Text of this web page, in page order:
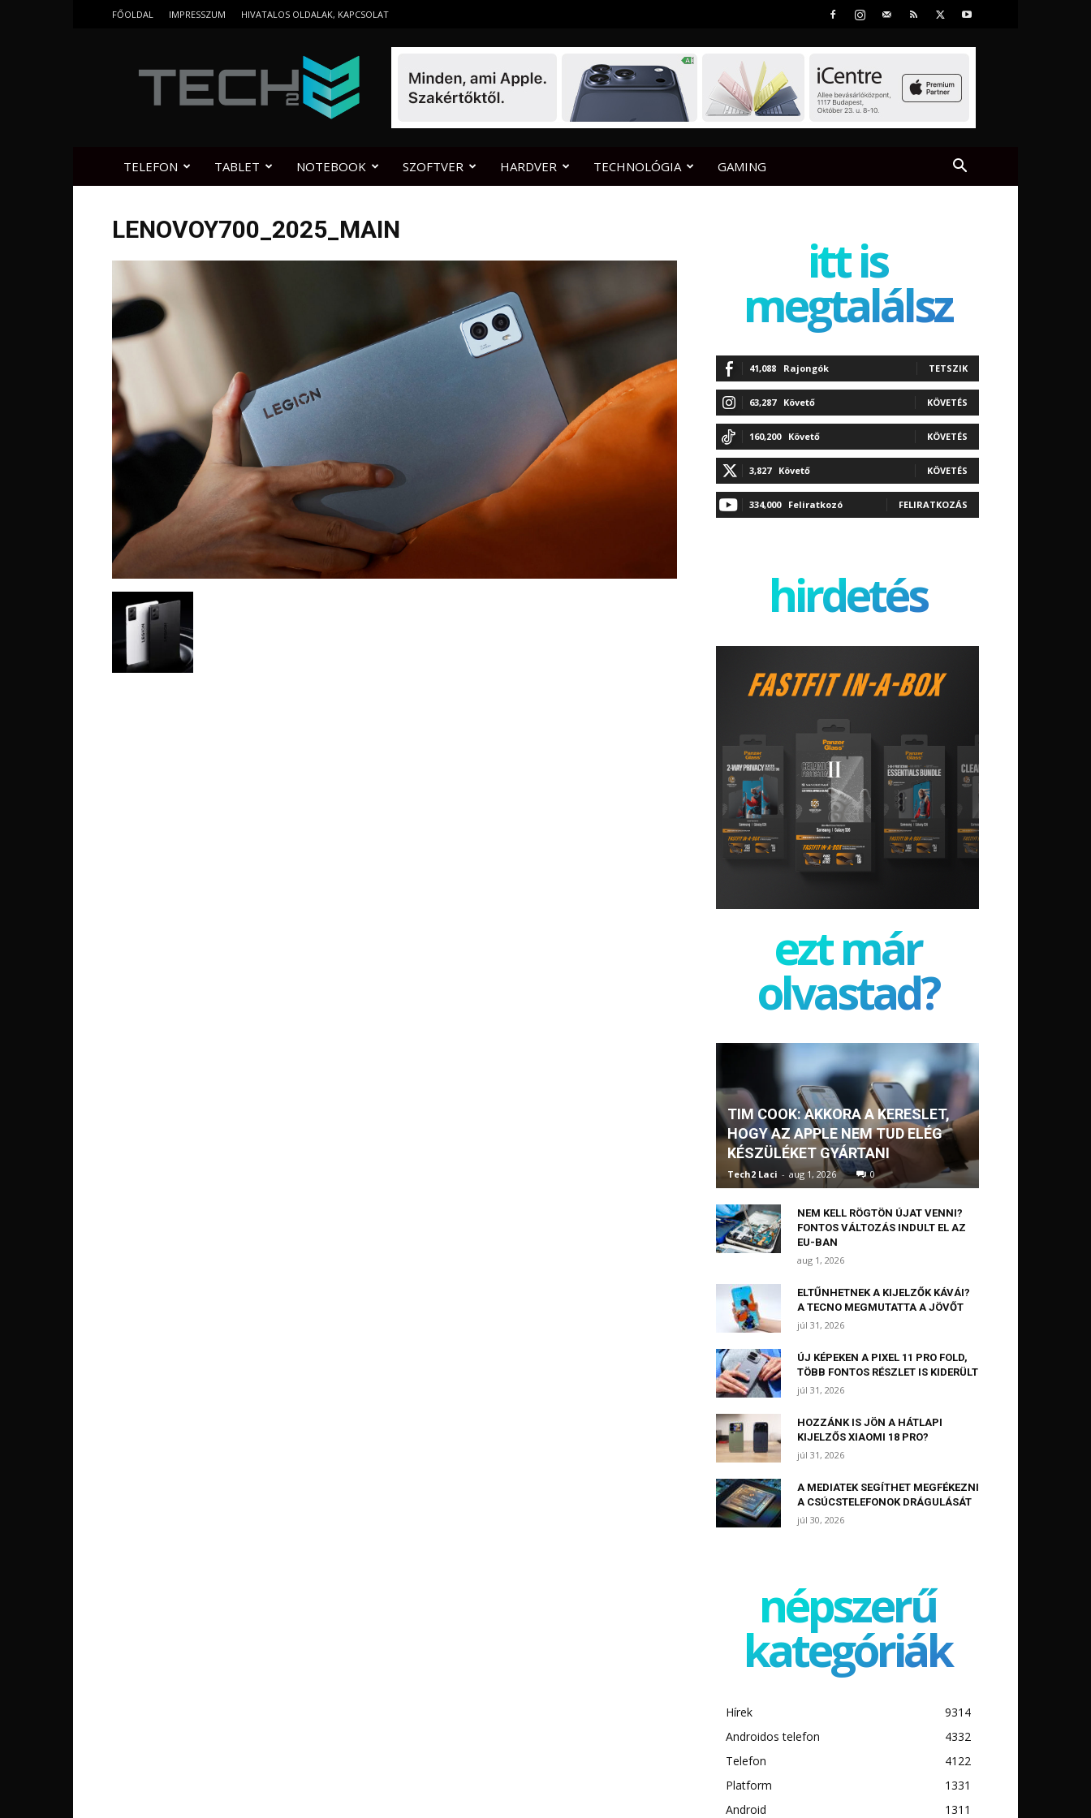
FŐOLDAL IMPRESSZUM HIVATALOS OLDALAK, KAPCSOLAT
TELEFON TABLET NOTEBOOK SZOFTVER HARDVER TECHNOLÓGIA GAMING
LENOVOY700_2025_MAIN
itt is
megtalálsz
41,088 Rajongók TETSZIK
63,287 Követő KÖVETÉS
160,200 Követő KÖVETÉS
3,827 Követő KÖVETÉS
334,000 Feliratkozó FELIRATKOZÁS
hirdetés
ezt már
olvastad?
TIM COOK: AKKORA A KERESLET,
HOGY AZ APPLE NEM TUD ELÉG
KÉSZÜLÉKET GYÁRTANI
Tech2 Laci - aug 1, 2026 0
NEM KELL RÖGTÖN ÚJAT VENNI?
FONTOS VÁLTOZÁS INDULT EL AZ
EU-BAN
aug 1, 2026
ELTŰNHETNEK A KIJELZŐK KÁVÁI?
A TECNO MEGMUTATTA A JÖVŐT
júl 31, 2026
ÚJ KÉPEKEN A PIXEL 11 PRO FOLD,
TÖBB FONTOS RÉSZLET IS KIDERÜLT
júl 31, 2026
HOZZÁNK IS JÖN A HÁTLAPI
KIJELZŐS XIAOMI 18 PRO?
júl 31, 2026
A MEDIATEK SEGÍTHET MEGFÉKEZNI
A CSÚCSTELEFONOK DRÁGULÁSÁT
júl 30, 2026
népszerű
kategóriák
Hírek
9314
Androidos telefon
4332
Telefon
4122
Platform
1331
Android
1311